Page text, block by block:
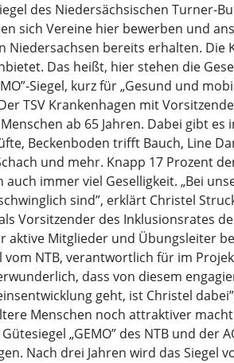
des Niedersächsischen Turner-
sich Vereine hier bewerben und
Niedersachsen bereits erhalten.
Das heißt, hier stehen die
Siegel, kurz für „Gesund und
TSV Krankenhagen mit
ab 65 Jahren. Dabei gibt
Beckenboden trifft Bauch, Line
und mehr. Knapp 17 Prozent
immer viel Geselligkeit. „Bei
sind”, erklärt Christel
Vorsitzender des Inklusionsrates
aktive Mitglieder und Übungsleiter
NTB, verantwortlich für im
dass von diesem
geht, ist Christel
Menschen noch attraktiver
„GEMO” des NTB und der
Nach drei Jahren wird das Siegel